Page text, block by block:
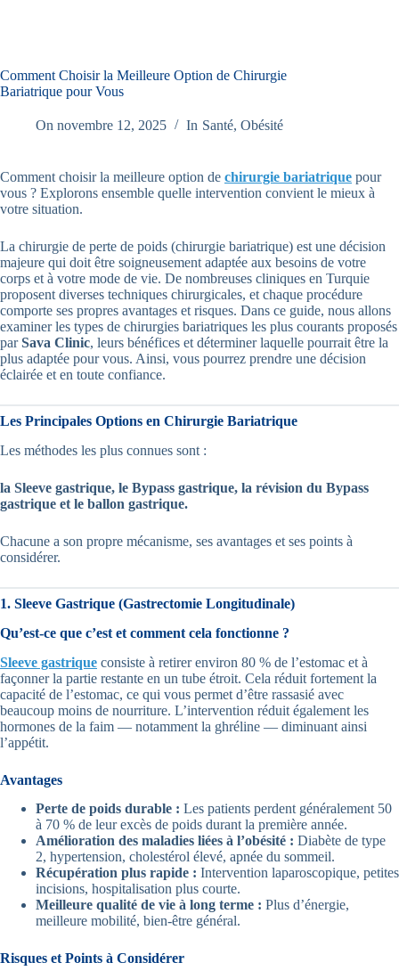
Comment Choisir la Meilleure Option de Chirurgie
Bariatrique pour Vous
On novembre 12, 2025 In Santé, Obésité
Comment choisir la meilleure option de chirurgie bariatrique pour
vous ? Explorons ensemble quelle intervention convient le mieux à
votre situation.
La chirurgie de perte de poids (chirurgie bariatrique) est une décision
majeure qui doit être soigneusement adaptée aux besoins de votre
corps et à votre mode de vie. De nombreuses cliniques en Turquie
proposent diverses techniques chirurgicales, et chaque procédure
comporte ses propres avantages et risques. Dans ce guide, nous allons
examiner les types de chirurgies bariatriques les plus courants proposés
parSava Clinic, leurs bénéfices et déterminer laquelle pourrait être la
plus adaptée pour vous. Ainsi, vous pourrez prendre une décision
éclairée et en toute confiance.
Les Principales Options en Chirurgie Bariatrique
Les méthodes les plus connues sont :
la Sleeve gastrique, le Bypass gastrique, la révision du Bypass
gastrique et le ballon gastrique.
Chacune a son propre mécanisme, ses avantages et ses points à
considérer.
1. Sleeve Gastrique (Gastrectomie Longitudinale)
Qu’est-ce que c’est et comment cela fonctionne ?
Sleeve gastrique consiste à retirer environ 80 % de l’estomac et à
façonner la partie restante en un tube étroit. Cela réduit fortement la
capacité de l’estomac, ce qui vous permet d’être rassasié avec
beaucoup moins de nourriture. L’intervention réduit également les
hormones de la faim — notamment la ghréline — diminuant ainsi
l’appétit.
Avantages
Perte de poids durable : Les patients perdent généralement 50
à 70 % de leur excès de poids durant la première année.
Amélioration des maladies liées à l’obésité : Diabète de type
2, hypertension, cholestérol élevé, apnée du sommeil.
Récupération plus rapide : Intervention laparoscopique, petites
incisions, hospitalisation plus courte.
Meilleure qualité de vie à long terme : Plus d’énergie,
meilleure mobilité, bien-être général.
Risques et Points à Considérer